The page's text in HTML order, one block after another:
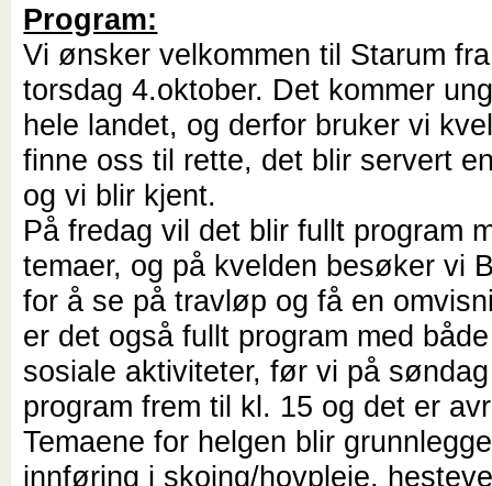
Program:
Vi ønsker velkommen til Starum
torsdag 4.oktober. Det kommer
hele landet, og derfor bruker vi
finne oss til rette, det blir servert
og vi blir kjent.
På fredag vil det blir fullt program
temaer, og på kvelden besøker vi
for å se på travløp og få en
er det også fullt program med
sosiale aktiviteter, før vi på
program frem til kl. 15 og det er
Temaene for helgen blir
innføring i skoing/hovpleie,